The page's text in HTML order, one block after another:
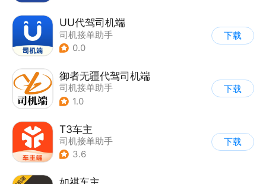
UU代驾司机端
司机接单助手
0.0
下载
御者无疆代驾司机端
司机接单助手
1.0
下载
T3车主
司机接单助手
3.6
下载